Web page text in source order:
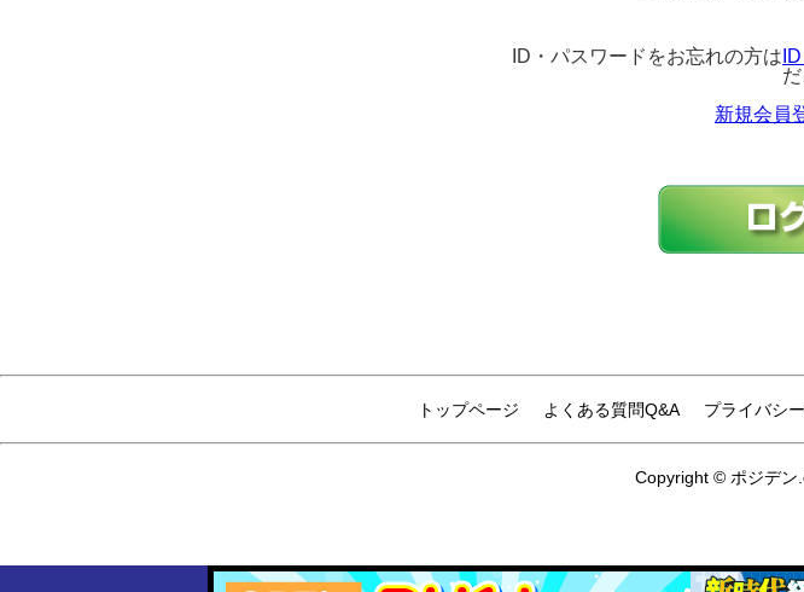
ID・パスワードをお忘れの方は
新規会員
トップページ よくある質問Q&A プライバシ
Copyright © ポジデン